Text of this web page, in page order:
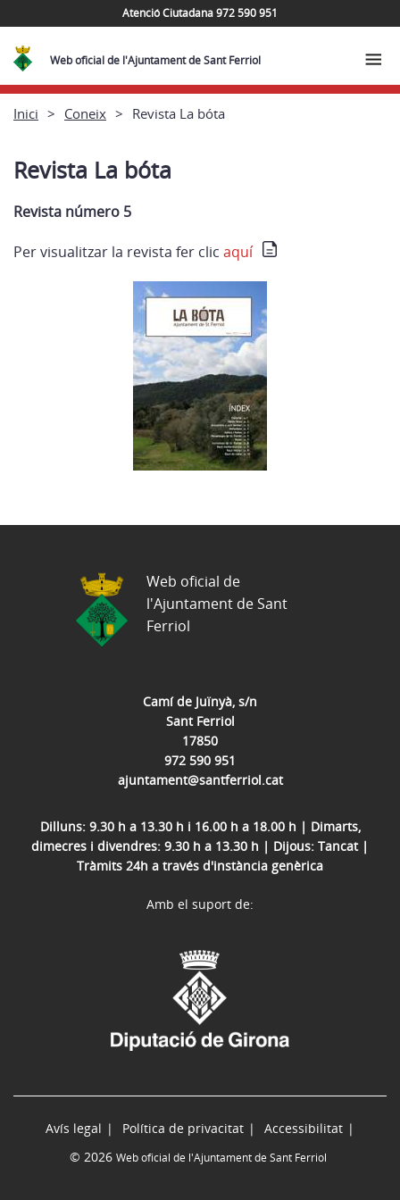
Atenció Ciutadana 972 590 951
Web oficial de l'Ajuntament de Sant Ferriol
Inici Coneix Revista La bóta
Revista La bóta
Revista número 5
Per visualitzar la revista fer clic aquí
Camí de Juïnyà, s/n
Sant Ferriol
17850
972 590 951
ajuntament@santferriol.cat
Dilluns: 9.30 h a 13.30 h i 16.00 h a 18.00 h | Dimarts,
dimecres i divendres: 9.30 h a 13.30 h | Dijous: Tancat |
Tràmits 24h a través d'instància genèrica
Web oficial de
l'Ajuntament de Sant
Ferriol
Avís legal Política de privacitat
Accessibilitat
© 2026 Web oficial de l'Ajuntament de Sant Ferriol
Amb el suport de: